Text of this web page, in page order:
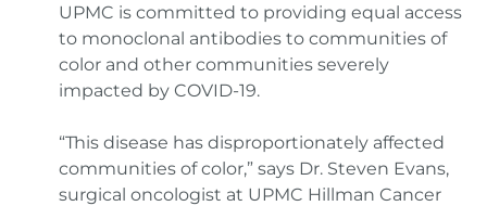
UPMC is committed to providing equal access
to monoclonal antibodies to communities of
color and other communities severely
impacted by COVID-19.
“This disease has disproportionately affected
communities of color,” says Dr. Steven Evans,
surgical oncologist at UPMC Hillman Cancer